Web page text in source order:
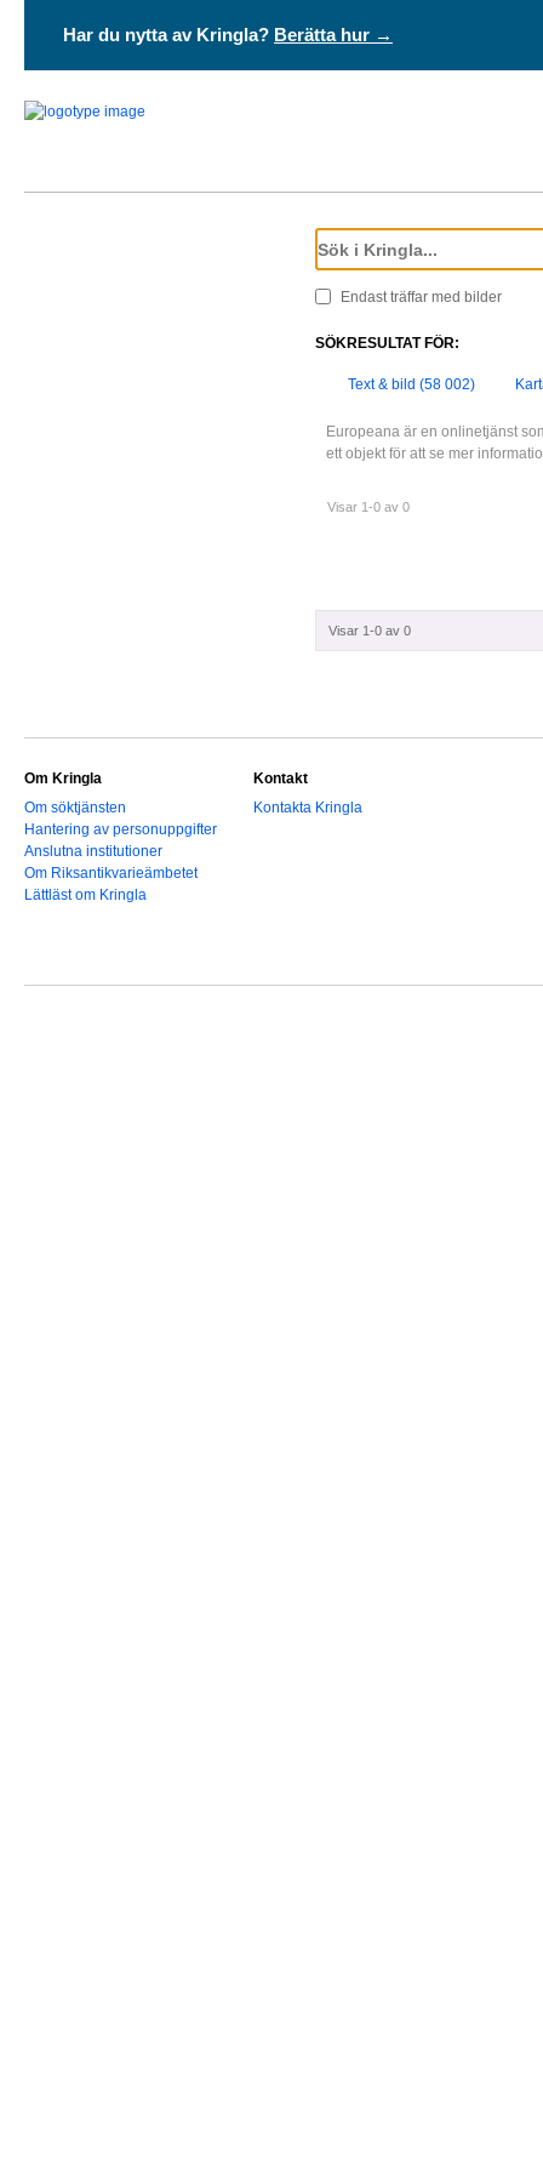
Har du nytta av Kringla? Berätta hur →
Endast träffar med bilder
SÖKRESULTAT FÖR:
Text & bild (58 002)
Europeana är en onlinetjänst
ett objekt för att se mer
Visar 1-0 av 0
Visar 1-0 av 0
Om Kringla
Om söktjänsten
Hantering av personuppgifter
Anslutna institutioner
Om Riksantikvarieämbetet
Lättläst om Kringla
Kontakt
Kontakta Kringla